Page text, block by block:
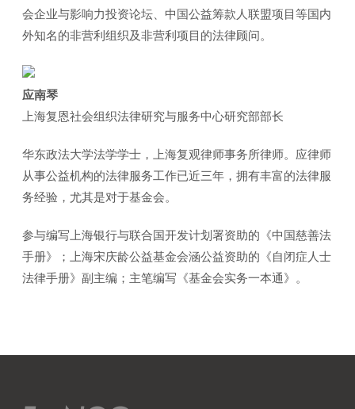
会企业与影响力投资论坛、中国公益筹款人联盟项目等国内
外知名的非营利组织及非营利项目的法律顾问。
应南琴
上海复恩社会组织法律研究与服务中心研究部部长
华东政法大学法学学士，上海复观律师事务所律师。应律师
从事公益机构的法律服务工作已近三年，拥有丰富的法律服
务经验，尤其是对于基金会。
参与编写上海银行与联合国开发计划署资助的《中国慈善法
手册》；上海宋庆龄公益基金会涵公益资助的《自闭症人士
法律手册》副主编；主笔编写《基金会实务一本通》。